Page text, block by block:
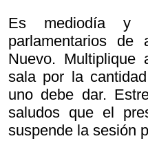
Es mediodía y
parlamentarios de
Nuevo.
sala por la
uno debe dar.
saludos que el
suspende la sesión